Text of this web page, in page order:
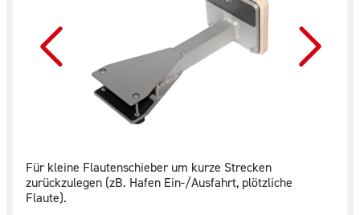
Für kleine Flautenschieber um kurze Strecken
zurückzulegen (zB. Hafen Ein-/Ausfahrt, plötzliche
Flaute).